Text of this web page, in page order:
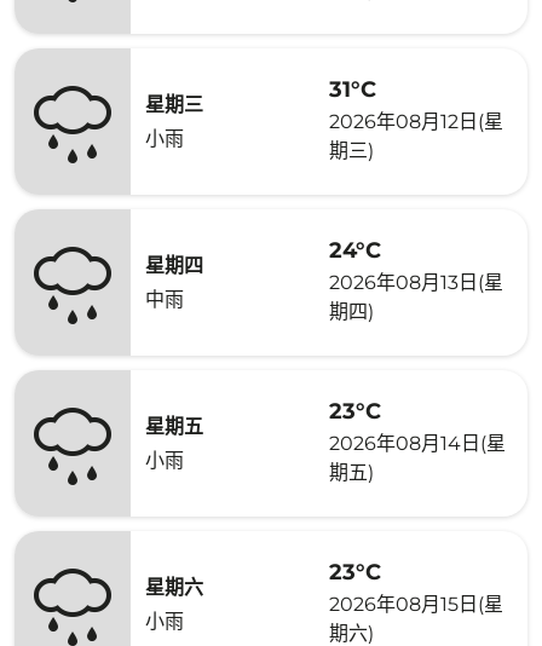
星期三
小雨
31°C
2026年08月12日(星
期三)
星期四
中雨
24°C
2026年08月13日(星
期四)
星期五
小雨
23°C
2026年08月14日(星
期五)
星期六
小雨
23°C
2026年08月15日(星
期六)